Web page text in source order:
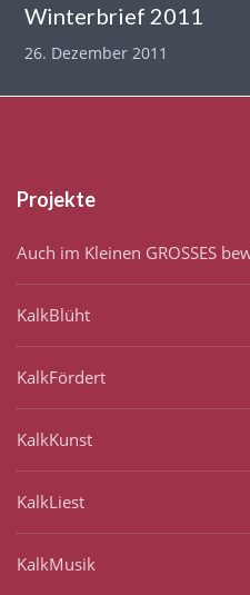
Winterbrief 2011
26. Dezember 2011
Projekte
Auch im Kleinen GROSSES
KalkBlüht
KalkFördert
KalkKunst
KalkLiest
KalkMusik